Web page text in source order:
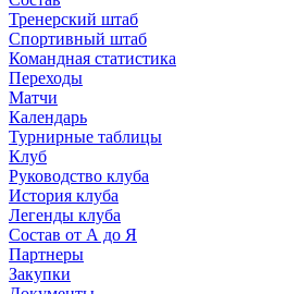
Тренерский штаб
Спортивный штаб
Командная статистика
Переходы
Матчи
Календарь
Турнирные таблицы
Клуб
Руководство клуба
История клуба
Легенды клуба
Состав от А до Я
Партнеры
Закупки